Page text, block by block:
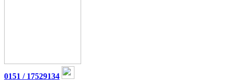
0151 / 17529134